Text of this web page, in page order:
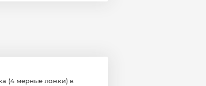
(4 мерные ложки) в